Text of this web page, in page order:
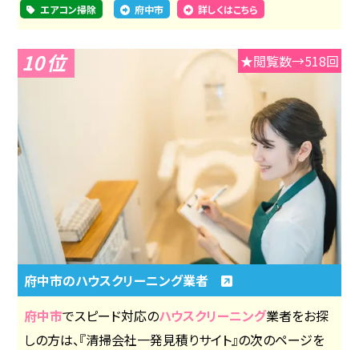
エアコン掃除 府中市 詳しくはこちら
10 ★閲覧数→518回
府中市のハウスクリーニング業者
府中市でスピード対応のハウスクリーニング業者をお探
しの方は、『清掃会社一発見積りサイト』の次のページを